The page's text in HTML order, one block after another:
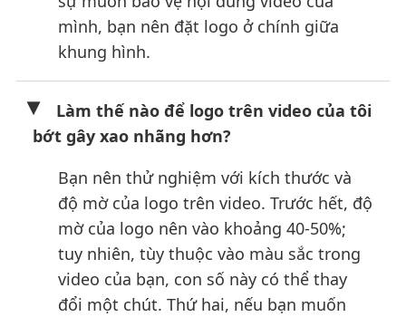
mình, bạn nên đặt logo ở chính giữa
khung hình.
Làm thế nào để logo trên video của tôi
bớt gây xao nhãng hơn?
Bạn nên thử nghiệm với kích thước và
độ mờ của logo trên video. Trước hết, độ
mờ của logo nên vào khoảng 40-50%;
tuy nhiên, tùy thuộc vào màu sắc trong
video của bạn, con số này có thể thay
đổi một chút. Thứ hai, nếu bạn muốn